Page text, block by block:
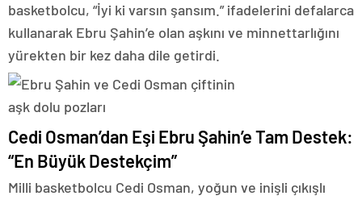
basketbolcu, “İyi ki varsın şansım.” ifadelerini defalarca
kullanarak Ebru Şahin’e olan aşkını ve minnettarlığını
yürekten bir kez daha dile getirdi.
Cedi Osman’dan Eşi Ebru Şahin’e Tam Destek:
“En Büyük Destekçim”
Milli basketbolcu Cedi Osman, yoğun ve inişli çıkışlı